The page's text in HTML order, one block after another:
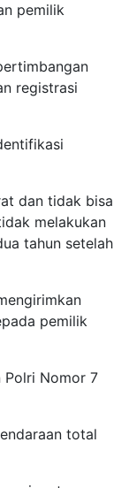
pemilik
registrasi
dan tidak bisa
melakukan
tahun setelah
pemilik
Polri Nomor 7
total